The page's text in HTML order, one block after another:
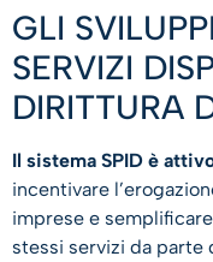
GLI
SERVIZI
DIRITTURA
Il sistema SPID è
incentivare
imprese e
stessi servizi da parte